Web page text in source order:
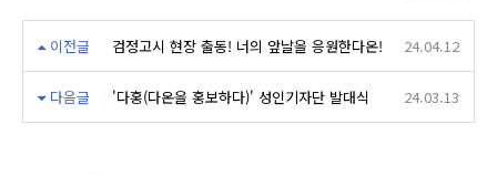
이전글 검정고시 현장 출동! 너의 앞날을 응원한다온! 24.04.12
다음글 '다홍(다온을 홍보하다)' 성인기자단 발대식 24.03.13